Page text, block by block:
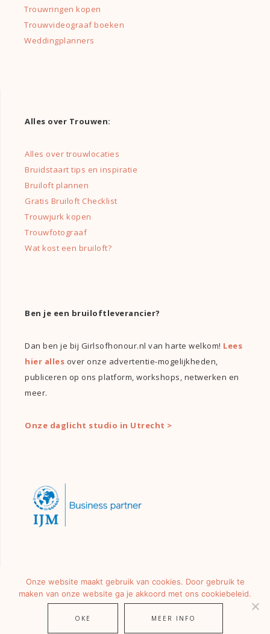
Trouwringen kopen
Trouwvideograaf boeken
Weddingplanners
Alles over Trouwen:
Alles over trouwlocaties
Bruidstaart tips en inspiratie
Bruiloft plannen
Gratis Bruiloft Checklist
Trouwjurk kopen
Trouwfotograaf
Wat kost een bruiloft?
Ben je een bruiloftleverancier?
Dan ben je bij Girlsofhonour.nl van harte welkom! Lees
hier alles over onze advertentie-mogelijkheden,
publiceren op ons platform, workshops, netwerken en
meer.
Onze daglicht studio in Utrecht >
Onze website maakt gebruik van cookies. Door gebruik te
maken van onze website ga je akkoord met ons cookiebeleid.
OKE MEER INFO